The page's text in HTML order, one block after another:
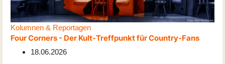
Kolumnen & Reportagen
Four Corners - Der Kult-Treffpunkt für Country-Fans
18.06.2026